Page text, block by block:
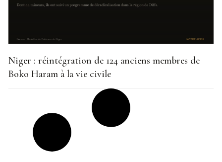
Niger : réintégration de 124 anciens membres de
Boko Haram à la vie civile